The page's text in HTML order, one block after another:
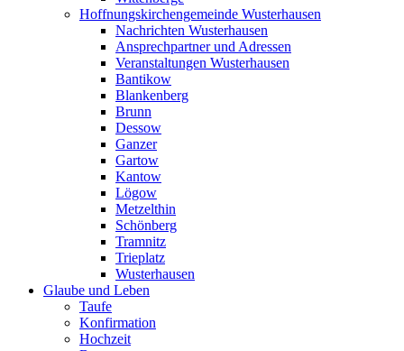
Hoffnungskirchengemeinde Wusterhausen
Nachrichten Wusterhausen
Ansprechpartner und Adressen
Veranstaltungen Wusterhausen
Bantikow
Blankenberg
Brunn
Dessow
Ganzer
Gartow
Kantow
Lögow
Metzelthin
Schönberg
Tramnitz
Trieplatz
Wusterhausen
Glaube und Leben
Taufe
Konfirmation
Hochzeit